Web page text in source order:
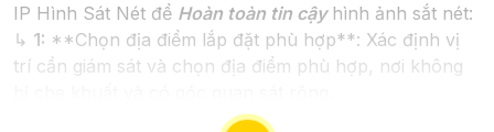
IP Hình Sát Nét để Hoàn toàn tin cậyhình ảnh sắt nét:
↳ 1: **Chọn địa điểm lắp đặt phù hợp**: Xác định vị
trí cần giám sát và chọn địa điểm phù hợp, nơi không
**Chọn camera chất lượng**: Chọn camera IP có